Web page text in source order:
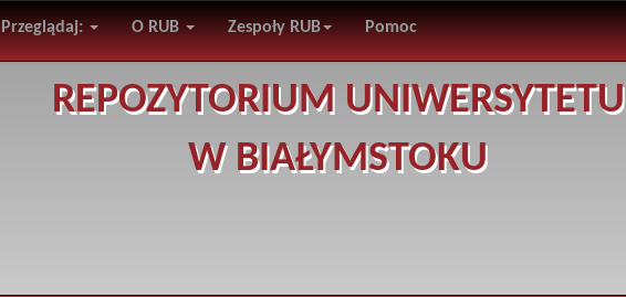
Przeglądaj: O RUB Zespoły RUB Pomoc
REPOZYTORIUM UNIWERSYTETU
W BIAŁYMSTOKU